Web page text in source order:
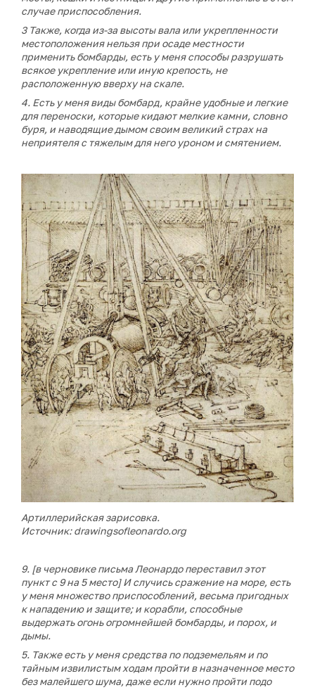
случае приспособления.
3 Также, когда из-за высоты вала или укрепленности
местоположения нельзя при осаде местности
применить бомбарды, есть у меня способы разрушать
всякое укрепление или иную крепость, не
расположенную вверху на скале.
4. Есть у меня виды бомбард, крайне удобные и легкие
для переноски, которые кидают мелкие камни, словно
буря, и наводящие дымом своим великий страх на
неприятеля с тяжелым для него уроном и смятением.
Артиллерийская зарисовка.
Источник: drawingsofleonardo.org
9. [в черновике письма Леонардо переставил этот
пункт с 9 на 5 место] И случись сражение на море, есть
у меня множество приспособлений, весьма пригодных
к нападению и защите; и корабли, способные
выдержать огонь огромнейшей бомбарды, и порох, и
дымы.
5. Также есть у меня средства по подземельям и по
тайным извилистым ходам пройти в назначенное место
без малейшего шума, даже если нужно пройти подо